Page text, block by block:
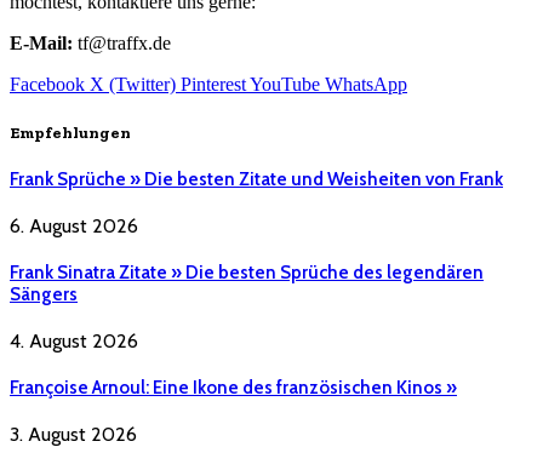
E-Mail: tf@traffx.de
Facebook X (Twitter) PinterestYouTube WhatsApp
Empfehlungen
Frank Sprüche » Die besten Zitate und Weisheiten von Frank
6. August 2026
Frank Sinatra Zitate » Die besten Sprüche des legendären
Sängers
4. August 2026
Françoise Arnoul: Eine Ikone des französischen Kinos »
3. August 2026